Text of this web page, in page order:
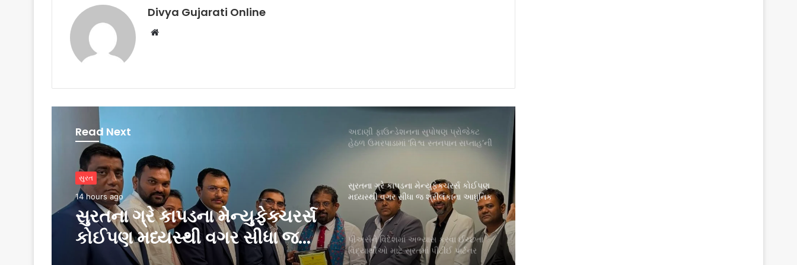
Divya Gujarati Online
Website
Read Next
સુરત
14 hours ago
બિઝનેસ
2 days ago
પીઅર્સને વિદેશમાં અભ્યાસ કરવા
ઈચ્છતા વિદ્યાર્થીઓ માટે સુરતમાં
હેઠળ ઉમરપાડામાં ‘વિશ્વ સ્તનપાન સપ્તાહ’ની
સુરતના ગ્રે કાપડના મેન્યુફેક્ચરર્સ કોઈપણ
મધ્યસ્થી વગર સીધા જ શ્રીલંકાના આધુનિક
પીઅર્સને વિદેશમાં અભ્યાસ કરવા ઈચ્છતા
વિદ્યાર્થીઓ માટે સુરતમાં પીટીઈ પાર્ટનર
મીટનું આયોજન કર્યું
સુરતનું ગૌરવઃ AM/NS Indiaના હજીરા
પ્લાન્ટમાં નિર્મિત સ્ટીલથી સજ્જ ભારતનું
નવીનત્તમ યુદ્ધજહાજ INS માલવણ